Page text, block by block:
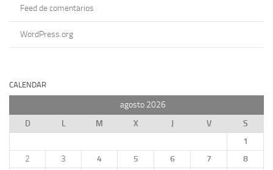
Feed de comentarios
WordPress.org
CALENDAR
agosto 2026
D
L M X J V
S
1
2
3 4 5 6 7
8